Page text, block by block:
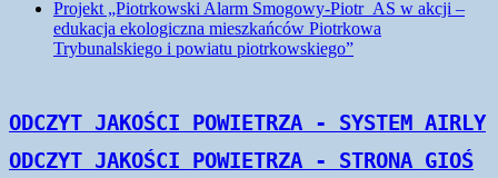
Projekt „Piotrkowski Alarm Smogowy-Piotr_AS w akcji –
edukacja ekologiczna mieszkańców Piotrkowa
Trybunalskiego i powiatu piotrkowskiego”
Monitorujemy | Informujemy | Edukujemy